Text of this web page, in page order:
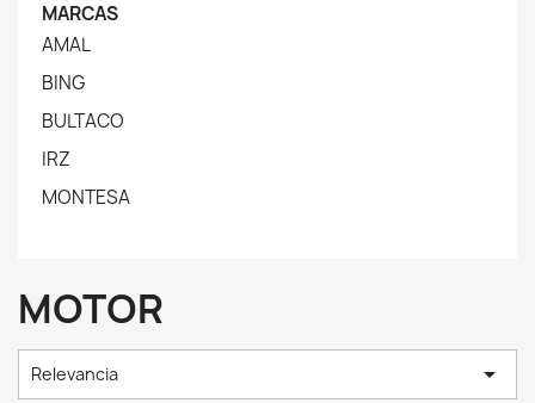
MARCAS
AMAL
BING
BULTACO
IRZ
MONTESA
MOTOR
Relevancia 